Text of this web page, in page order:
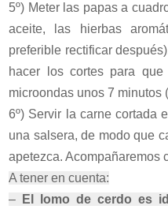
5º) Meter las papas a
aceite, las hierbas
preferible rectificar
hacer los cortes para
microondas unos 7 minutos
6º) Servir la carne cortada
una salsera, de modo que
apetezca. Acompañaremos
A tener en cuenta:
–
El lomo de cerdo es